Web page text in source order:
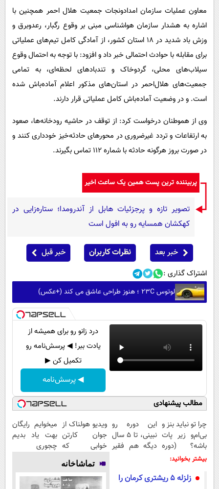
معاون عملیات سازمان امدادونجات جمعیت هلال احمر همچنین با
اشاره به هشدار سازمان هواشناسی مبنی بر وقوع رگبار، رعدوبرق و
وزش باد شدید در ۱۸ استان کشور، از آمادگی کامل تیم‌های عملیاتی
برای مقابله با حوادث احتمالی خبر داد و افزود: با توجه به احتمال وقوع
سیلاب‌های محلی، گردوخاک و تندبادهای لحظه‌ای، به تمامی
جمعیت‌های هلال‌احمر در استان‌های مذکور اعلام آماده‌باش شده
است. و در وضعیت آماده‌باش کامل عملیاتی قرار دارند.
وی از هموطنان درخواست کرد: از توقف در حاشیه رودخانه‌ها، صعود
به ارتفاعات و تردد غیرضروری در محورهای حادثه‌خیز خودداری کنند و
در صورت بروز هرگونه حادثه با شماره ۱۱۲ تماس بگیرند.
پربیننده ترین پست همین یک ساعت اخیر
تصویر تازه و پرجزئیات هابل از آندرومدا؛ ستاره‌زایی در
کهکشان همسایه رو به افول است
خبر بعد نظرات کاربران خبر قبل
اشتراک گذاری :
لوتوس 23C ؛ هنوز طراحی عاشق می کند (+عکس)
درد زانو رو برای همیشه از
یادت ببر! ◀ پرسش‌نامه رو
تکمیل کن ▶
◀ پرسش‌نامه
مطالب پیشنهادی
چرا تو نباید بنز و
بی‌ام‌و زیر پات
باشه؟ (دوره
رایگان درآمد
این دوره رو
نبینی، تا 5 سال
دیگه هم فقیر
کن
ویدیو هولناک از
جوان کارتن
خوابی که
میلیاردر شد.
آموزش رایگان
میخوایم رایگان
بهت یاد بدیم
چجوری
مجانیه
بیشتر بخوانید:
زلزله ۵ ریشتری کرمان را
تماشاخانه